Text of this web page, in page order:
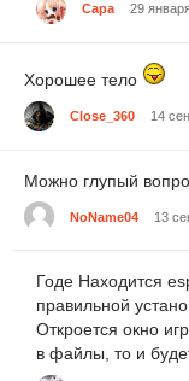
Capa 29
Хорошее тело
Close_360 14
Можно глупый
NoName04 13
Годе Находится
правильной
Откроется окно
в файлы, то и